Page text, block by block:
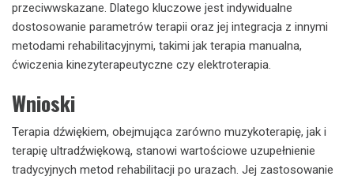
przeciwwskazane. Dlatego kluczowe jest indywidualne
dostosowanie parametrów terapii oraz jej integracja z innymi
metodami rehabilitacyjnymi, takimi jak terapia manualna,
ćwiczenia kinezyterapeutyczne czy elektroterapia.
Wnioski
Terapia dźwiękiem, obejmująca zarówno muzykoterapię, jak i
terapię ultradźwiękową, stanowi wartościowe uzupełnienie
tradycyjnych metod rehabilitacji po urazach. Jej zastosowanie